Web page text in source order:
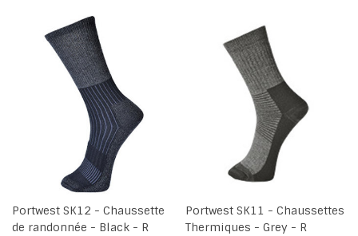
Portwest SK12 - Chaussette
de randonnée - Black - R
Portwest SK11 - Chaussettes
Thermiques - Grey - R